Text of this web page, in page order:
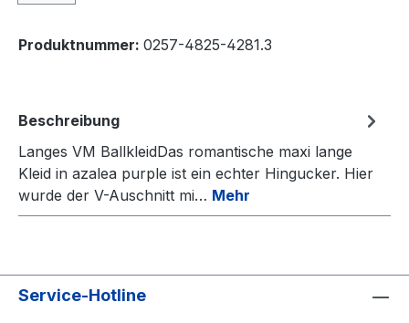
Produktnummer: 0257-4825-4281.3
Beschreibung
Langes VM BallkleidDas romantische maxi lange
Kleid in azalea purple ist ein echter Hingucker. Hier
wurde der V-Auschnitt mi… Mehr
Service-Hotline